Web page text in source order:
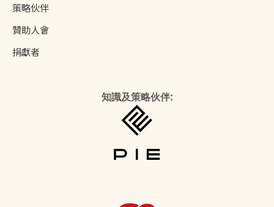
策略伙伴
贊助人會
捐獻者
知識及策略伙伴: